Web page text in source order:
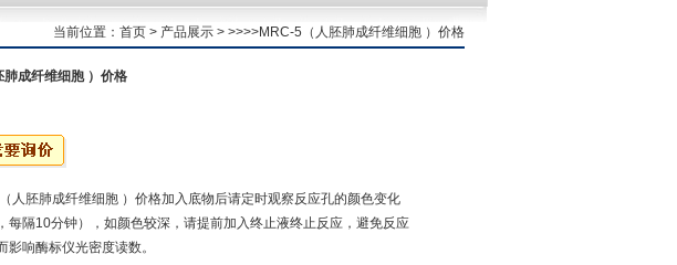
当前位置： 首页 > 产品展示 > >>>>MRC-5（人胚肺成纤维细胞 ）价格
肺成纤维细胞 ）价格
人胚肺成纤维细胞 ）价格加入底物后请定时观察反应孔的颜色变化
每隔10分钟），如颜色较深，请提前加入终止液终止反应，避免反应
影响酶标仪光密度读数。